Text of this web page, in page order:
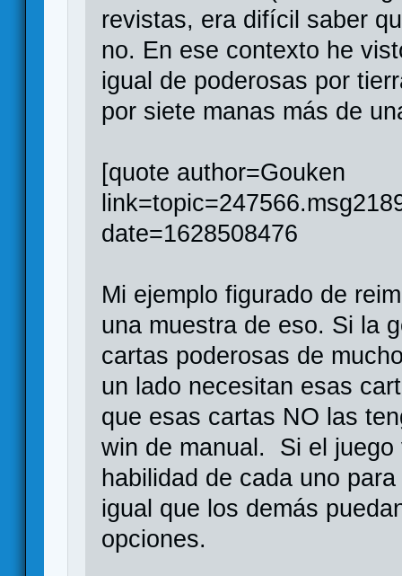
revistas, era difícil saber
no. En ese contexto he
igual de poderosas por
por siete manas más de
[quote author=Gouken
date=1628508476
Mi ejemplo figurado de
una muestra de eso. Si la
cartas poderosas de
un lado necesitan esas
que esas cartas NO las
win de manual. Si el
habilidad de cada uno
igual que los demás
opciones.